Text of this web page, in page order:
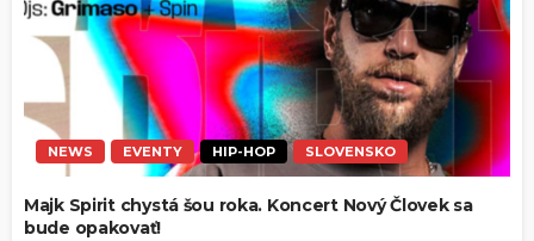
NEWS EVENTY HIP-HOP SLOVENSKO
Majk Spirit chystá šou roka. Koncert Nový Človek sa
bude opakovať!